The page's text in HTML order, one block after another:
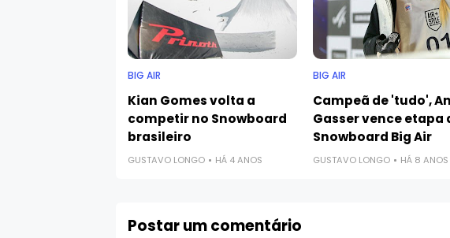
BIG AIR
Kian Gomes volta a
competir no Snowboard
brasileiro
GUSTAVO LONGO HÁ 4 ANOS
BIG AIR
Campeã de 'tudo',
Gasser vence etapa
Snowboard Big Air
GUSTAVO LONGO HÁ 8 ANOS
Postar um comentário